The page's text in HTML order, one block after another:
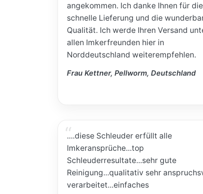
angekommen. Ich danke Ihnen für die
schnelle Lieferung und die
Qualität. Ich werde Ihren Versand
allen Imkerfreunden hier in
Norddeutschland weiterempfehlen.
Frau Kettner, Pellworm, Deutschland
....diese Schleuder erfüllt alle
Imkeransprüche...top
Schleuderresultate...sehr gute
Reinigung...qualitativ sehr
verarbeitet...einfaches